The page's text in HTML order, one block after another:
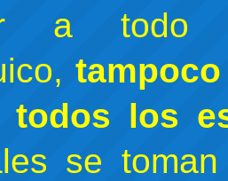
a todo
todos los
se toman